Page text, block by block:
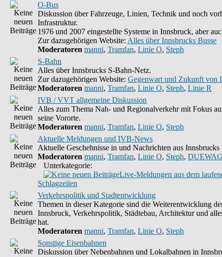
O-Bus
Diskussion über Fahrzeuge, Linien, Technik und noch
Infrastruktur.
1976 und 2007 eingestellte Systeme in Innsbruck, aber
Zur dazugehörigen Website: Alles über Innsbrucks Busse
Moderatoren manni, Tramfan, Linie O, Steph
S-Bahn
Alles über Innsbrucks S-Bahn-Netz.
Zur dazugehörigen Website: Gegenwart und Zukunft von
Moderatoren manni, Tramfan, Linie O, Steph, Linie R
IVB / VVT allgemeine Diskussion
Alles zum Thema Nah- und Regionalverkehr mit Fokus
seine Vororte.
Moderatoren manni, Tramfan, Linie O, Steph
Aktuelle Meldungen und IVB-News
Aktuelle Geschehnisse in und Nachrichten aus
Moderatoren manni, Tramfan, Linie O, Steph,
Unterkategorie:
Live-Meldungen aus dem
Schlagzeilen
Verkehrspolitik und Stadtentwicklung
Themen in dieser Kategorie sind die Weiterentwicklung
Innsbruck, Verkehrspolitik, Städtebau, Architektur und
hat.
Moderatoren manni, Tramfan, Linie O, Steph
Sonstige Eisenbahnen
Diskussion über Nebenbahnen und Lokalbahnen in